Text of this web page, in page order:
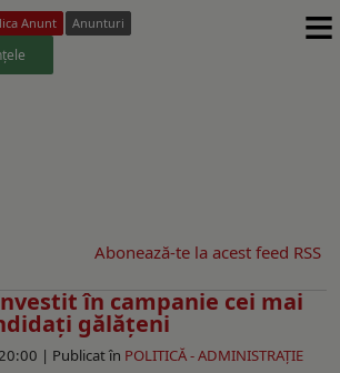
Anunt Anunturi ≡
Abonează-te la acest feed RSS
în campanie cei mai
gălățeni
| Publicat în POLITICĂ - ADMINISTRAŢIE